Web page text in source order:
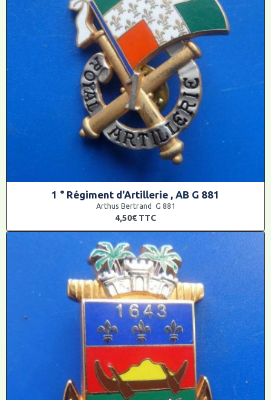
1 ° Régiment d'Artillerie , AB G 881
Arthus Bertrand G 881
4,50€ TTC